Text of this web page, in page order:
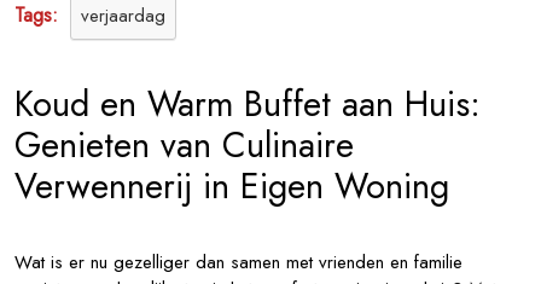
Tags: verjaardag
Koud en Warm Buffet aan Huis:
Genieten van Culinaire
Verwennerij in Eigen Woning
Wat is er nu gezelliger dan samen met vrienden en familie